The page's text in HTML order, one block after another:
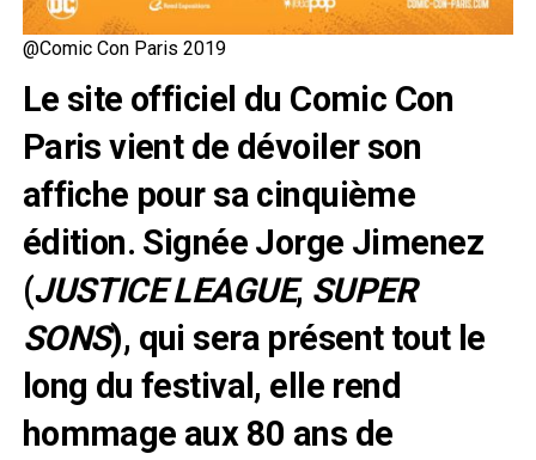
@Comic Con Paris 2019
Le site officiel du Comic Con
Paris vient de dévoiler son
affiche pour sa cinquième
édition. Signée Jorge Jimenez
(JUSTICE LEAGUE, SUPER
SONS), qui sera présent tout le
long du festival, elle rend
hommage aux 80 ans de